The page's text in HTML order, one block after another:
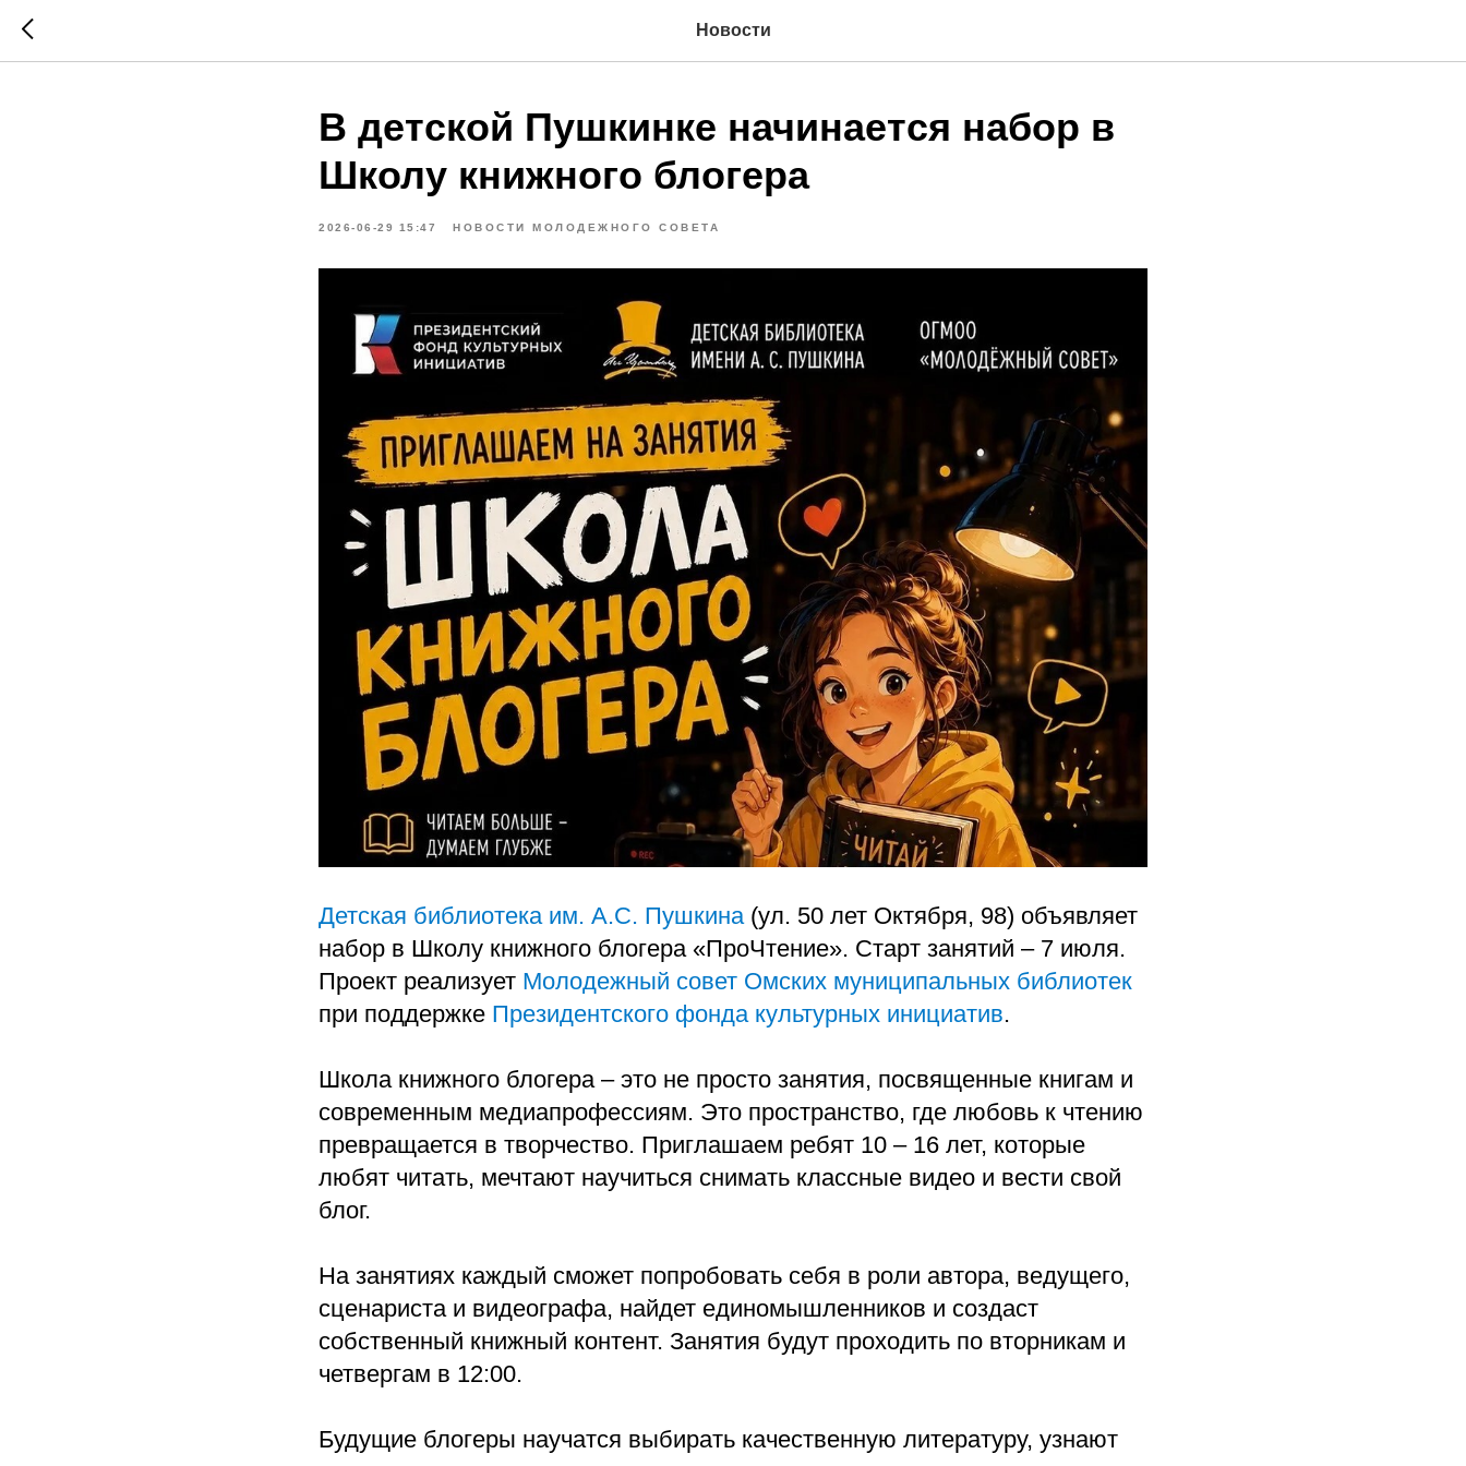
Новости
В детской Пушкинке начинается набор в
Школу книжного блогера
2026-06-29 15:47 НОВОСТИ МОЛОДЕЖНОГО СОВЕТА
Детская библиотека им. А.С. Пушкина (ул. 50 лет Октября, 98) объявляет
набор в Школу книжного блогера «ПроЧтение». Старт занятий – 7 июля.
Проект реализует Молодежный совет Омских муниципальных библиотек
при поддержке Президентского фонда культурных инициатив.
Школа книжного блогера – это не просто занятия, посвященные книгам и
современным медиапрофессиям. Это пространство, где любовь к чтению
превращается в творчество. Приглашаем ребят 10 – 16 лет, которые
любят читать, мечтают научиться снимать классные видео и вести свой
блог.
На занятиях каждый сможет попробовать себя в роли автора, ведущего,
сценариста и видеографа, найдет единомышленников и создаст
собственный книжный контент. Занятия будут проходить по вторникам и
четвергам в 12:00.
Будущие блогеры научатся выбирать качественную литературу, узнают